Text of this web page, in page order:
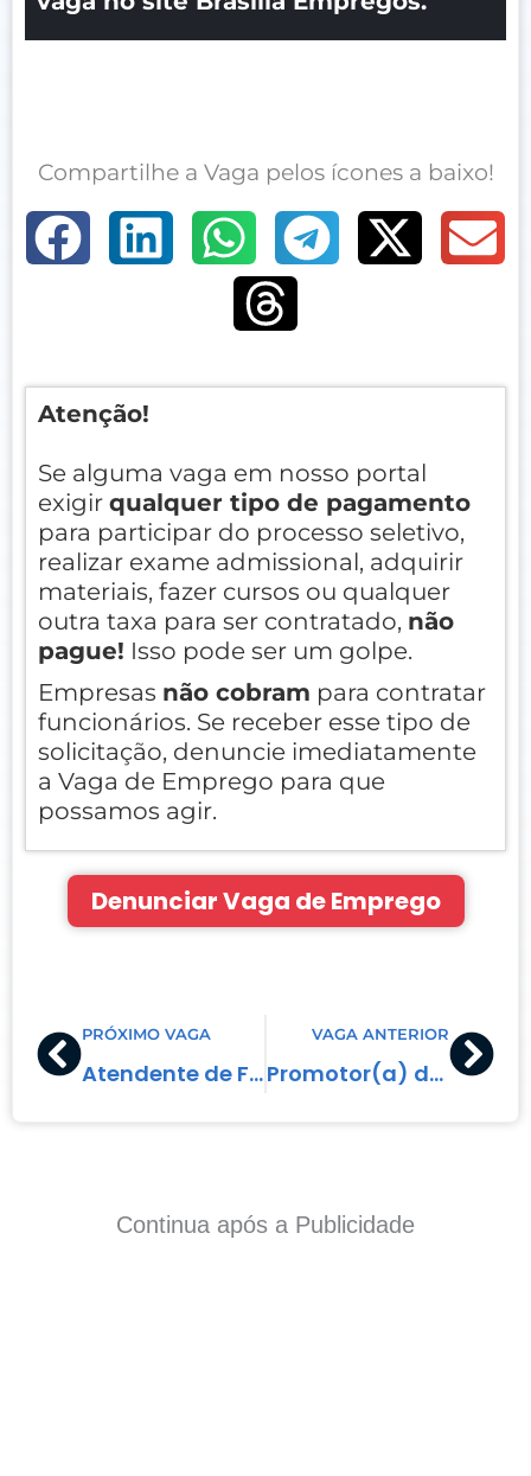
Compartilhe a Vaga pelos ícones a baixo!
Atenção!
Se alguma vaga em nosso portal
exigir qualquer tipo de pagamento
para participar do processo seletivo,
realizar exame admissional, adquirir
materiais, fazer cursos ou qualquer
outra taxa para ser contratado, não
pague! Isso pode ser um golpe.
Empresas não cobram para contratar
funcionários. Se receber esse tipo de
solicitação, denuncie imediatamente
a Vaga de Emprego para que
possamos agir.
Denunciar Vaga de Emprego
Prev
PRÓXIMO VAGA
Atendente de Fast Food
VAGA ANTERIOR
Promotor(a) de Trade Marketing
Continua após a Publicidade